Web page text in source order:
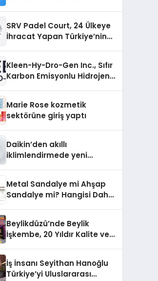
SRV Padel Court, 24 Ülkeye
İhracat Yapan Türkiye’nin
Kleen-Hy-Dro-Gen Inc., Sıfır
Karbon Emisyonlu Hidrojen
Aldı
Marie Rose kozmetik
sektörüne giriş yaptı
Daikin’den akıllı
iklimlendirmede yeni
Metal Sandalye mi Ahşap
Sandalye mi? Hangisi Daha
Beylikdüzü’nde Beylik
İşkembe, 20 Yıldır Kalite ve
İş İnsanı Seyithan Hanoğlu
Türkiye’yi Uluslararası